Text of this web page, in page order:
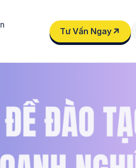
Tư Vấn Ngay